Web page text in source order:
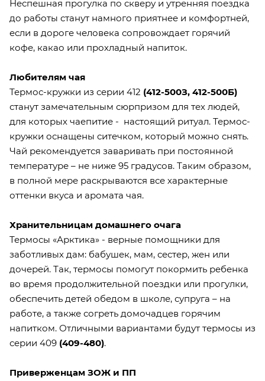
Неспешная прогулка по скверу и утренняя поездка
до работы станут намного приятнее и комфортней,
если в дороге человека сопровождает горячий
кофе, какао или прохладный напиток.
Любителям чая
Термос-кружки из серии 412 (412-500З, 412-500Б)
станут замечательным сюрпризом для тех людей,
для которых чаепитие - настоящий ритуал. Термос-
кружки оснащены ситечком, который можно снять.
Чай рекомендуется заваривать при постоянной
температуре – не ниже 95 градусов. Таким образом,
в полной мере раскрываются все характерные
оттенки вкуса и аромата чая.
Хранительницам домашнего очага
Термосы «Арктика» - верные помощники для
заботливых дам: бабушек, мам, сестер, жен или
дочерей. Так, термосы помогут покормить ребенка
во время продолжительной поездки или прогулки,
обеспечить детей обедом в школе, супруга – на
работе, а также согреть домочадцев горячим
напитком. Отличными вариантами будут термосы из
серии 409 (409-480).
Приверженцам ЗОЖ и ПП